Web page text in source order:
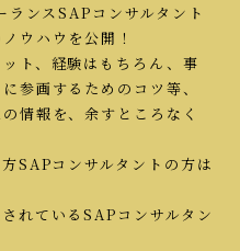
ンスSAPコンサルタント
ウハウを公開！
ト、経験はもちろん、事
参画するためのコツ等、
情報を、余すところなく
SAPコンサルタントの方は
れているSAPコンサルタン